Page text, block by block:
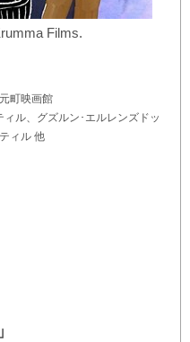
Films.
町映画館
ル、グズルン･エルレンズドッ
ィル 他